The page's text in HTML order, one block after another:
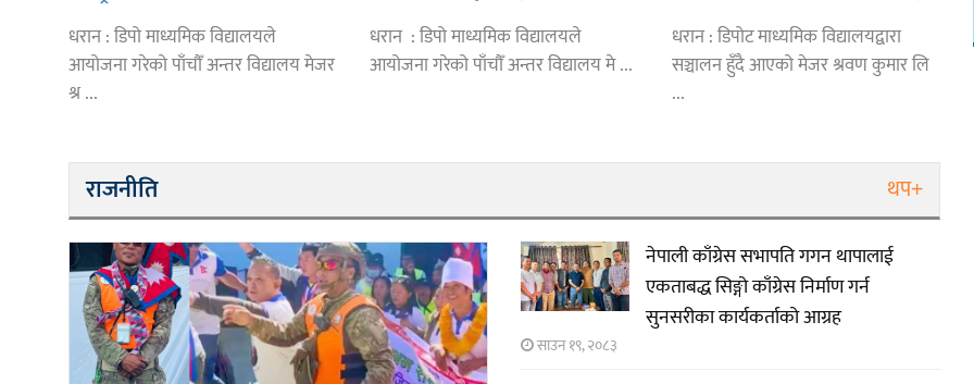
धरान : डिपो माध्यमिक विद्यालयले
आयोजना गरेको पाँचौँ अन्तर विद्यालय मेजर
श्र ...
हिमालयन,हिमशिखर,डिपो र डीपीएस
विजयी
धरान : डिपो माध्यमिक विद्यालयले
आयोजना गरेको पाँचौँ अन्तर विद्यालय मे ...
देखि
धरान : डिपोट माध्यमिक विद्यालयद्वारा
सञ्चालन हुँदै आएको मेजर श्रवण कुमार लि
...
राजनीति थप+
नेपाली काँग्रेस सभापति गगन थापालाई
एकताबद्ध सिङ्गो काँग्रेस निर्माण गर्न
सुनसरीका कार्यकर्ताको आग्रह
साउन १९, २०८३